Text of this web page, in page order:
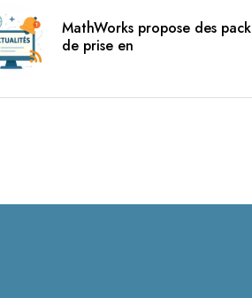
MathWorks propose des
de prise en